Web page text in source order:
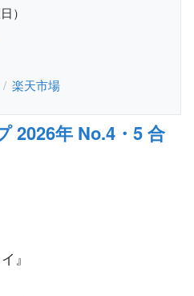
）
楽天市場
2026年 No.4・5 合
』